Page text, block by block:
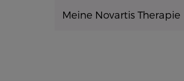
Direkt zum Inhalt
Meine Novartis Therapie